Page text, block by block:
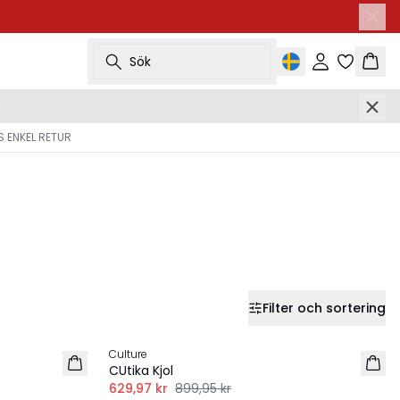
Sök Logga inKorg
RETUR
Filter och sortering
LINNE
Culture
CUtika Kjol
629,97 kr 899,95 kr